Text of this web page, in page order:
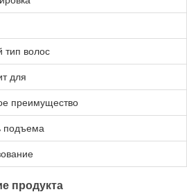
тип волос
для
преимущество
подъема
продукта